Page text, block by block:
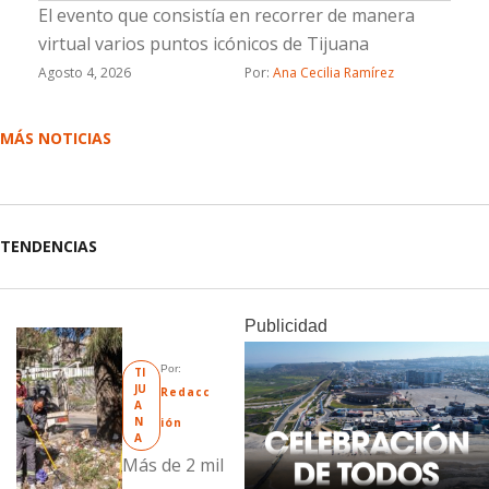
El evento que consistía en recorrer de manera
virtual varios puntos icónicos de Tijuana
Agosto 4, 2026 Por: Ana Cecilia Ramírez
MÁS NOTICIAS
TENDENCIAS
TI
JU
A
N
A
Por:
Redacc
ión
Más de 2 mil
Publicidad